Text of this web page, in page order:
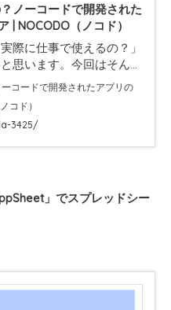
ノーコードで開発された
| NOCODO（ノコド）
際に仕事で使えるの？」
思います。今回はそんな
たアプリの事例を元にノ
説します。
3425/
」でスプレッドシー